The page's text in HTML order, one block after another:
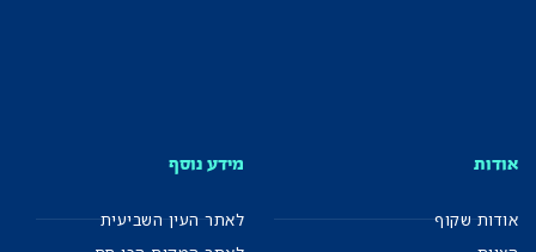
אודות
אודות שקוף
מידע נוסף
לאתר העין השביעית